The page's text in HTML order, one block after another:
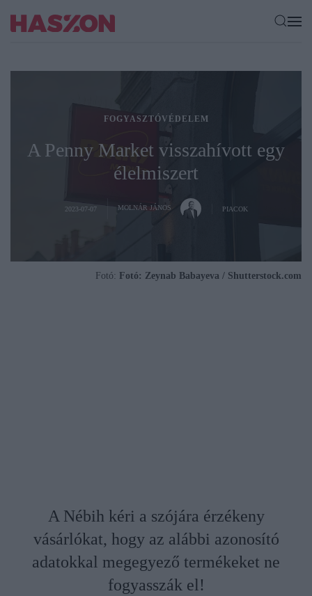
FOGYASZTÓVÉDELEM
A Penny Market visszahívott egy
élelmiszert
2023-07-07 MOLNÁR JÁNOS PIACOK
Fotó: Fotó: Zeynab Babayeva / Shutterstock.com
A Nébih kéri a szójára érzékeny
vásárlókat, hogy az alábbi azonosító
adatokkal megegyező termékeket ne
fogyasszák el!